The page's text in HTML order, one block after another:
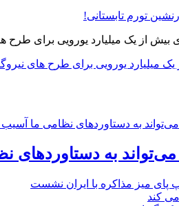
میلیارد یورویی برای طرح های
به دستاوردهای